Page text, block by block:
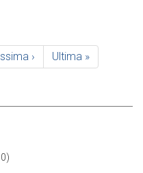
›
Ultima
pagina
Ultima »